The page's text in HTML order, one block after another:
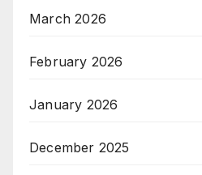
March 2026
February 2026
January 2026
December 2025